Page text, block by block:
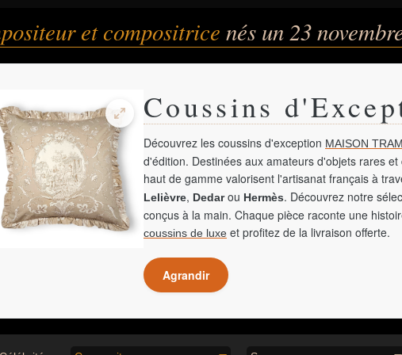
et compositrice nés un 23
Coussins
Découvrez les coussins d'exception MAISON
d'édition. Destinées aux amateurs d'objets rares
haut de gamme valorisent l'artisanat français à
Lelièvre, Dedarou Hermès. Découvrez notre
conçus à la main. Chaque pièce raconte une
coussins de luxe et profitez de la livraison offerte.
Agrandir